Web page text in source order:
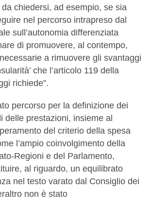
da chiedersi, ad esempio, se sia
nel percorso intrapreso dal
sull’autonomia differenziata
di promuovere, al contempo,
a rimuovere gli svantaggi
che l’articolo 119 della
richiede”.
percorso per la definizione dei
delle prestazioni, insieme al
del criterio della spesa
l’ampio coinvolgimento della
Regioni e del Parlamento,
al riguardo, un equilibrato
nel testo varato dal Consiglio dei
non è stato